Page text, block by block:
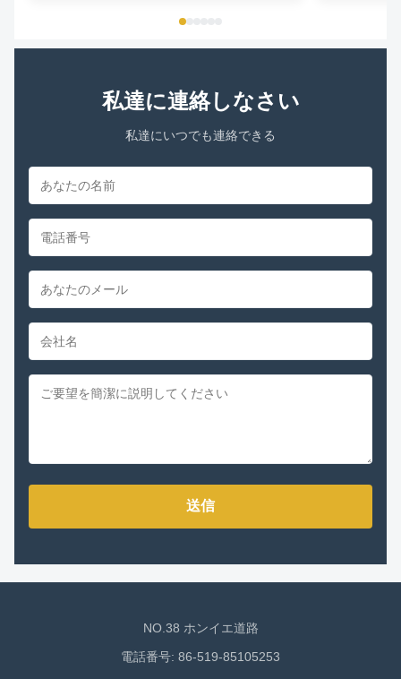
私達に連絡しなさい
私達にいつでも連絡できる
送信
NO.38 ホンイエ道路
電話番号: 86-519-85105253